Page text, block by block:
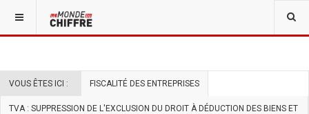
VOUS ÊTES ICI : FISCALITÉ DES ENTREPRISES
TVA : SUPPRESSION DE L'EXCLUSION DU DROIT À DÉDUCTION DES BIENS ET